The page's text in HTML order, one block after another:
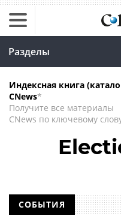
Разделы
Индексная книга
CNews*
Получите все материалы
CNews по ключевому
СОБЫТИЯ